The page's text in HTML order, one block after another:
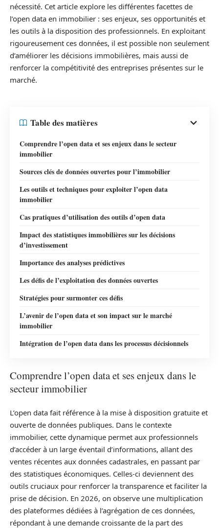
nécessité. Cet article explore les différentes facettes de
l’open data en immobilier : ses enjeux, ses opportunités et
les outils à la disposition des professionnels. En exploitant
rigoureusement ces données, il est possible non seulement
d’améliorer les décisions immobilières, mais aussi de
renforcer la compétitivité des entreprises présentes sur le
marché.
Table des matières
Comprendre l’open data et ses enjeux dans le secteur
immobilier
Sources clés de données ouvertes pour l’immobilier
Les outils et techniques pour exploiter l’open data
immobilier
Cas pratiques d’utilisation des outils d’open data
Impact des statistiques immobilières sur les décisions
d’investissement
Importance des analyses prédictives
Les défis de l’exploitation des données ouvertes
Stratégies pour surmonter ces défis
L’avenir de l’open data et son impact sur le marché
immobilier
Intégration de l’open data dans les processus décisionnels
Comprendre l’open data et ses enjeux dans le
secteur immobilier
L’open data fait référence à la mise à disposition gratuite et
ouverte de données publiques. Dans le contexte
immobilier, cette dynamique permet aux professionnels
d’accéder à un large éventail d’informations, allant des
ventes récentes aux données cadastrales, en passant par
des statistiques économiques. Celles-ci deviennent des
outils cruciaux pour renforcer la transparence et faciliter la
prise de décision. En 2026, on observe une multiplication
des plateformes dédiées à l’agrégation de ces données,
répondant à une demande croissante de la part des